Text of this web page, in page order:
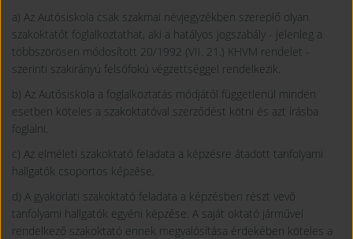
a) Az Autósiskola csak szakmai névjegyzékben szereplő olyan
szakoktatót foglalkoztathat, aki a hatályos jogszabály - jelenleg a
többszörösen módosított 20/1992 (VII. 21.) KHVM rendelet -
szerinti szakirányú felsőfokú végzettséggel rendelkezik.
b) Az Autósiskola a foglalkoztatás módjától függetlenül minden
esetben köteles a szakoktatóval szerződést kötni és azt írásba
foglalni.
c) Az elméleti szakoktató feladata a képzésre átadott tanfolyami
hallgatók csoportos képzése.
d) A gyakorlati szakoktató feladata a képzésben részt vevő
tanfolyami hallgatók egyéni képzése. A saját oktató járművel
rendelkező szakoktató ennek megvalósítása érdekében köteles a